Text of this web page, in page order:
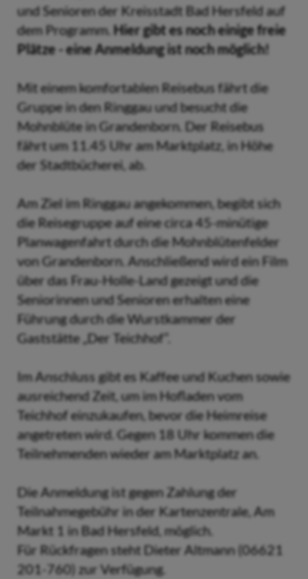
und Senioren der Kreisstadt Bad Hersfeld auf
dem Programm. Hier gibt es noch einige freie
Plätze - eine Anmeldung ist noch möglich!
Mit einem komfortablen Reisebus fährt die
Gruppe in den Ringgau und besucht die
Mohnblüte in Grandenborn. Der Reisebus
fährt um 11.45 Uhr am Marktplatz, in Höhe
der Stadtbücherei, ab.
Am Ziel im Ringgau angekommen, begibt sich
die Reisegruppe auf eine circa 45-minütige
Planwagenfahrt durch die Mohnblütenfelder
von Grandenborn. Anschließend wird ein Film
über das Frau-Holle-Land gezeigt und die
Seniorinnen und Senioren erhalten eine
Führung durch die Wurstkammer der
Gaststätte „Der Teichhof“.
Im Anschluss gibt es Kaffee und Kuchen sowie
ausreichend Zeit, um im Hofladen vom
Teichhof einzukaufen, bevor die Heimreise
angetreten wird. Gegen 18 Uhr kommen die
Teilnehmenden wieder am Marktplatz an.
Die Anmeldung ist gegen Zahlung der
Teilnahmegebühr in der Kartenzentrale, Am
Markt 1 in Bad Hersfeld, möglich.
Für Rückfragen steht Dieter Altmann (06621
201-760) zur Verfügung.